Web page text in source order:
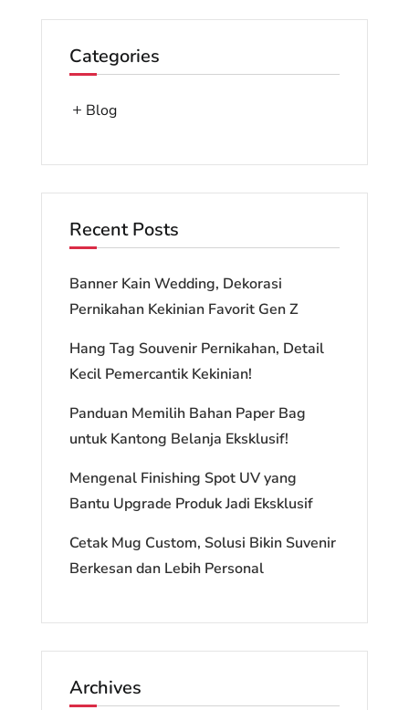
Categories
Blog
Recent Posts
Banner Kain Wedding, Dekorasi
Pernikahan Kekinian Favorit Gen Z
Hang Tag Souvenir Pernikahan, Detail
Kecil Pemercantik Kekinian!
Panduan Memilih Bahan Paper Bag
untuk Kantong Belanja Eksklusif!
Mengenal Finishing Spot UV yang
Bantu Upgrade Produk Jadi Eksklusif
Cetak Mug Custom, Solusi Bikin Suvenir
Berkesan dan Lebih Personal
Archives